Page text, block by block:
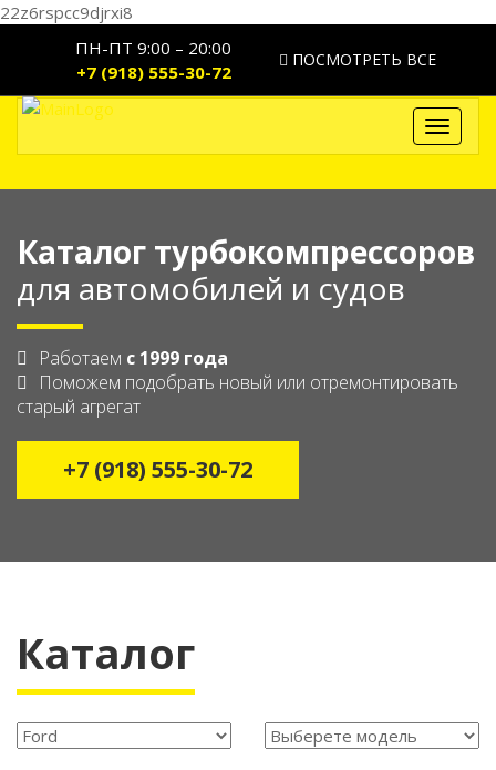
22z6rspcc9djrxi8
ПН-ПТ 9:00 – 20:00
+7 (918) 555-30-72
ПОСМОТРЕТЬ ВСЕ
Toggle
Каталог турбокомпрессоров
для автомобилей и судов
Работаем с 1999 года
Поможем подобрать новый или отремонтировать
старый агрегат
+7 (918) 555-30-72
Каталог